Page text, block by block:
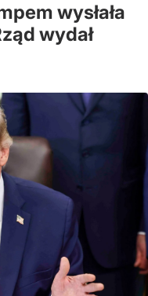
wysłała
wydał